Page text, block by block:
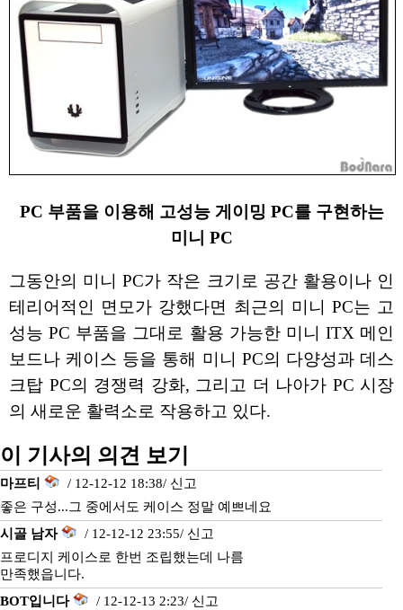
PC 부품을 이용해 고성능 게이밍 PC를 구현하는
미니 PC
그동안의 미니 PC가 작은 크기로 공간 활용이나 인
테리어적인 면모가 강했다면 최근의 미니 PC는 고
성능 PC 부품을 그대로 활용 가능한 미니 ITX 메인
보드나 케이스 등을 통해 미니 PC의 다양성과 데스
크탑 PC의 경쟁력 강화, 그리고 더 나아가 PC 시장
의 새로운 활력소로 작용하고 있다.
이 기사의 의견 보기
마프티 / 12-12-12 18:38/ 신고
좋은 구성...그 중에서도 케이스 정말 예쁘네요
시골 남자
/ 12-12-12 23:55/ 신고
프로디지 케이스로 한번 조립했는데 나름
만족했읍니다.
BOT입니다
/ 12-12-13 2:23/ 신고